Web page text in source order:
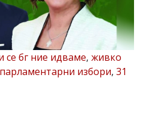
се бг ние идваме, живко
парламентарни избори, 31